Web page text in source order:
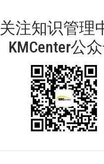
关注知识管理
KMCenter公